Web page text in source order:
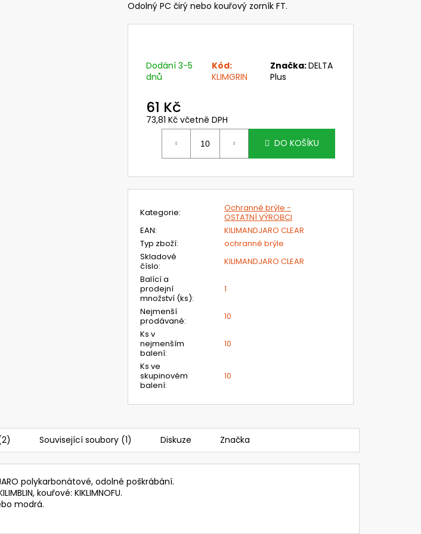
Odolný PC čirý nebo kouřový zorník FT.
Dodání 3-5
dnů
Kód:
KLIMGRIN
Značka:DELTA
Plus
61 Kč
73,81 Kč včetně DPH
Měrná
DO KOŠÍKU
Kategorie:
Ochranné brýle -
OSTATNÍ VÝROBCI
EAN:
KILIMANDJARO CLEAR
Typ zboží:
ochranné brýle
Skladové
číslo:
KILIMANDJARO CLEAR
Balící a
prodejní
množství (ks):
1
Nejmenší
prodávané:
10
Ks v
nejmenším
balení:
10
Ks ve
skupinovém
balení:
10
Související soubory (1) Diskuze Značka
polykarbonátové, odolné poškrábání.
kouřové: KIKLIMNOFU.
modrá.
729120/10 OCHRANNÁ FOLIE PRO
VÁLCOVÉ ZORNÍKY NÁHL. DÍLŮ OMNIRA A
UNIMASK SYSTÉMU CLEANAIR,
493 Kč